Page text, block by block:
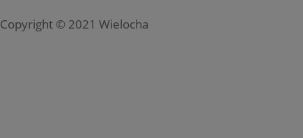
Copyright © 2021 Wielocha